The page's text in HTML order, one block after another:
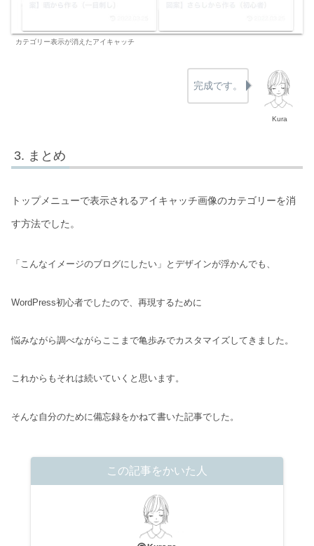
カテゴリー表示が消えたアイキャッチ
Kura
完成です。
まとめ
トップメニューで表示されるアイキャッチ画像のカテゴリーを消
す方法でした。
「こんなイメージのブログにしたい」とデザインが浮かんでも、
WordPress初心者でしたので、再現するために
悩みながら調べながらここまで亀歩みでカスタマイズしてきました。
これからもそれは続いていくと思います。
そんな自分のために備忘録をかねて書いた記事でした。
この記事をかいた人